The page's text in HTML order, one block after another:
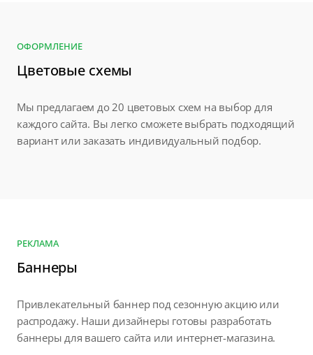
ОФОРМЛЕНИЕ
Цветовые схемы
Мы предлагаем до 20 цветовых схем на выбор для
каждого сайта. Вы легко сможете выбрать подходящий
вариант или заказать индивидуальный подбор.
РЕКЛАМА
Баннеры
Привлекательный баннер под сезонную акцию или
распродажу. Наши дизайнеры готовы разработать
баннеры для вашего сайта или интернет-магазина.